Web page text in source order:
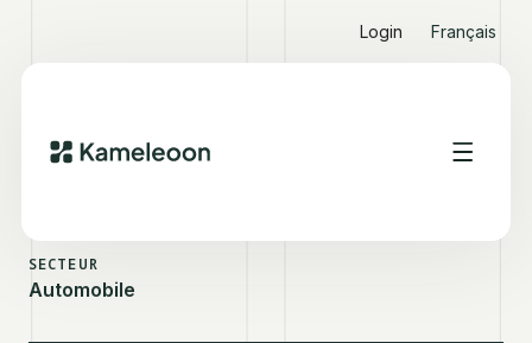
Login Français
VOIR D'AUTRES SUCCESS STORIES
SECTEUR
Automobile